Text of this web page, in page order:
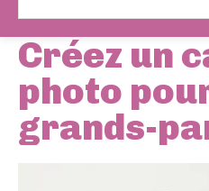
Créez un
photo
grands-